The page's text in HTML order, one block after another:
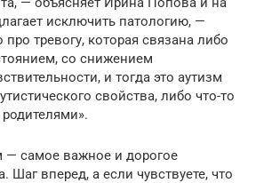
исключить патологию, —
тревогу, которая связана либо
со снижением
и тогда это аутизм
свойства, либо что-то
— самое важное и дорогое
Шаг вперед, а если чувствуете, что